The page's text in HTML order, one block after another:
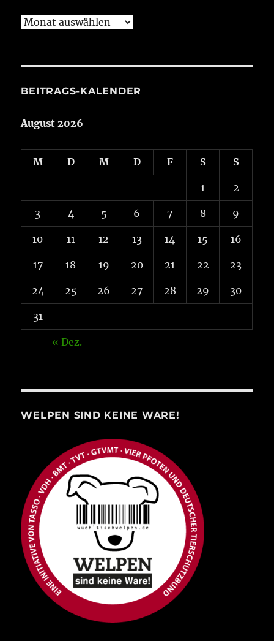
Beiträge
BEITRAGS-KALENDER
August 2026
M D M D F S S
1 2
3 4 5 6 7 8 9
10 11 12 13 14 15 16
17 18 19 20 21 22 23
24 25 26 27 28 29 30
31
« Dez.
WELPEN SIND KEINE WARE!